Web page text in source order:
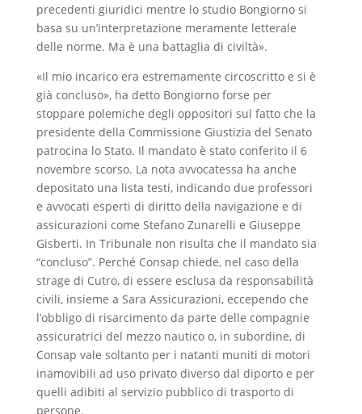
precedenti giuridici mentre lo studio Bongiorno si
basa su un’interpretazione meramente letterale
delle norme. Ma è una battaglia di civiltà».
«Il mio incarico era estremamente circoscritto e si è
già concluso», ha detto Bongiorno forse per
stoppare polemiche degli oppositori sul fatto che la
presidente della Commissione Giustizia del Senato
patrocina lo Stato. Il mandato è stato conferito il 6
novembre scorso. La nota avvocatessa ha anche
depositato una lista testi, indicando due professori
e avvocati esperti di diritto della navigazione e di
assicurazioni come Stefano Zunarelli e Giuseppe
Gisberti. In Tribunale non risulta che il mandato sia
“concluso”. Perché Consap chiede, nel caso della
strage di Cutro, di essere esclusa da responsabilità
civili, insieme a Sara Assicurazioni, eccependo che
l’obbligo di risarcimento da parte delle compagnie
assicuratrici del mezzo nautico o, in subordine, di
Consap vale soltanto per i natanti muniti di motori
inamovibili ad uso privato diverso dal diporto e per
quelli adibiti al servizio pubblico di trasporto di
persone.